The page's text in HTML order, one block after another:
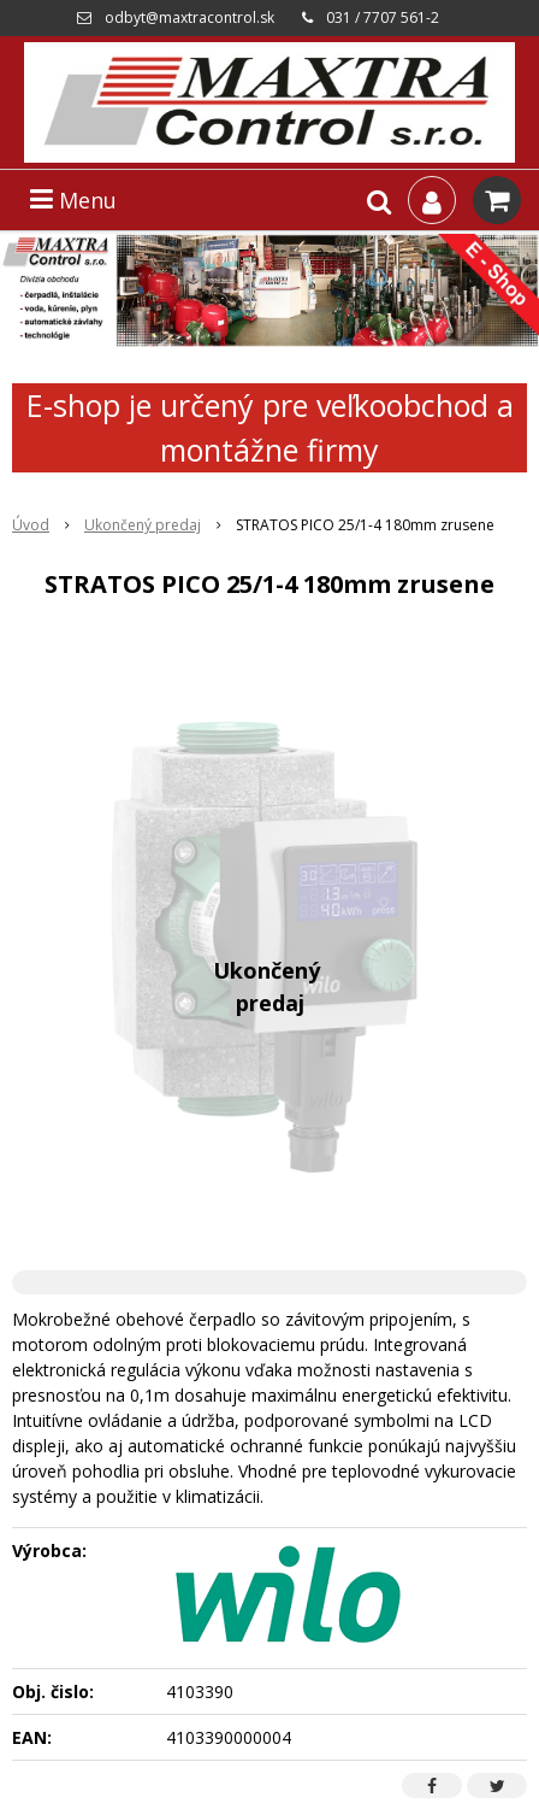
odbyt@maxtracontrol.sk 031 / 7707 561-2
Menu
E-shop je určený pre veľkoobchod a
montážne firmy
Úvod Ukončený predaj STRATOS PICO 25/1-4 180mm zrusene
STRATOS PICO 25/1-4 180mm zrusene
Mokrobežné obehové čerpadlo so závitovým pripojením, s
motorom odolným proti blokovaciemu prúdu. Integrovaná
elektronická regulácia výkonu vďaka možnosti nastavenia s
presnosťou na 0,1m dosahuje maximálnu energetickú efektivitu.
Intuitívne ovládanie a údržba, podporované symbolmi na LCD
displeji, ako aj automatické ochranné funkcie ponúkajú najvyššiu
úroveň pohodlia pri obsluhe. Vhodné pre teplovodné vykurovacie
systémy a použitie v klimatizácii.
Výrobca:
Obj. čislo:
4103390
EAN:
4103390000004